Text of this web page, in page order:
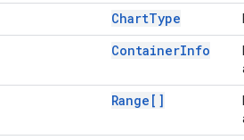
ChartType
ContainerInfo
Range[]